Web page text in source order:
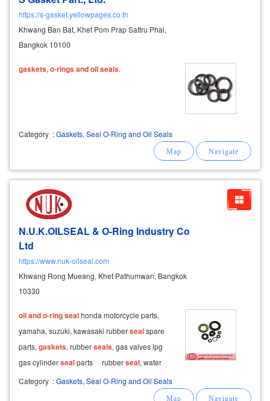
https://s-gasket.yellowpages.co.th
Khwang Ban Bat, Khet Pom Prap Sattru Phai,
Bangkok 10100
gaskets, o-ringsandoilseals.
Category :Gaskets, Seal O-Ring and Oil Seals
N.U.K.OILSEAL & O-Ring Industry Co
Ltd
https://www.nuk-oilseal.com
Khwang Rong Mueang, Khet Pathumwan, Bangkok
10330
oilando-ringsealhonda motorcycle parts,
yamaha, suzuki, kawasaki rubbersealspare
parts, gaskets, rubberseals, gas valves lpg
gas cylindersealparts rubberseal, water
seal, rubbersealsanitary ware parts basin
toilet rubber
Category :Gaskets, Seal O-Ring and Oil Seals